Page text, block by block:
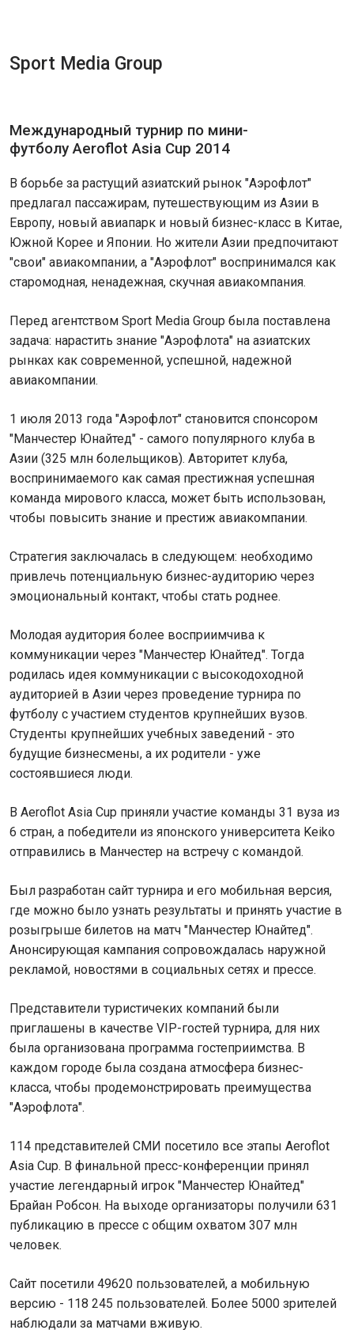
Sport Media Group
Международный турнир по мини-
футболу Aeroflot Asia Cup 2014
В борьбе за растущий азиатский рынок "Аэрофлот"
предлагал пассажирам, путешествующим из Азии в
Европу, новый авиапарк и новый бизнес-класс в Китае,
Южной Корее и Японии. Но жители Азии предпочитают
"свои" авиакомпании, а "Аэрофлот" воспринимался как
старомодная, ненадежная, скучная авиакомпания.
Перед агентством Sport Media Group была поставлена
задача: нарастить знание "Аэрофлота" на азиатских
рынках как современной, успешной, надежной
авиакомпании.
1 июля 2013 года "Аэрофлот" становится спонсором
"Манчестер Юнайтед" - самого популярного клуба в
Азии (325 млн болельщиков). Авторитет клуба,
воспринимаемого как самая престижная успешная
команда мирового класса, может быть использован,
чтобы повысить знание и престиж авиакомпании.
Стратегия заключалась в следующем: необходимо
привлечь потенциальную бизнес-аудиторию через
эмоциональный контакт, чтобы стать роднее.
Молодая аудитория более восприимчива к
коммуникации через "Манчестер Юнайтед". Тогда
родилась идея коммуникации с высокодоходной
аудиторией в Азии через проведение турнира по
футболу с участием студентов крупнейших вузов.
Студенты крупнейших учебных заведений - это
будущие бизнесмены, а их родители - уже
состоявшиеся люди.
В Aeroflot Asia Cup приняли участие команды 31 вуза из
6 стран, а победители из японского университета Keiko
отправились в Манчестер на встречу с командой.
Был разработан сайт турнира и его мобильная версия,
где можно было узнать результаты и принять участие в
розыгрыше билетов на матч "Манчестер Юнайтед".
Анонсирующая кампания сопровождалась наружной
рекламой, новостями в социальных сетях и прессе.
Представители туристичеких компаний были
приглашены в качестве VIP-гостей турнира, для них
была организована программа гостеприимства. В
каждом городе была создана атмосфера бизнес-
класса, чтобы продемонстрировать преимущества
"Аэрофлота".
114 представителей СМИ посетило все этапы Aeroflot
Asia Cup. В финальной пресс-конференции принял
участие легендарный игрок "Манчестер Юнайтед"
Брайан Робсон. На выходе организаторы получили 631
публикацию в прессе с общим охватом 307 млн
человек.
Сайт посетили 49620 пользователей, а мобильную
версию - 118 245 пользователей. Более 5000 зрителей
наблюдали за матчами вживую.